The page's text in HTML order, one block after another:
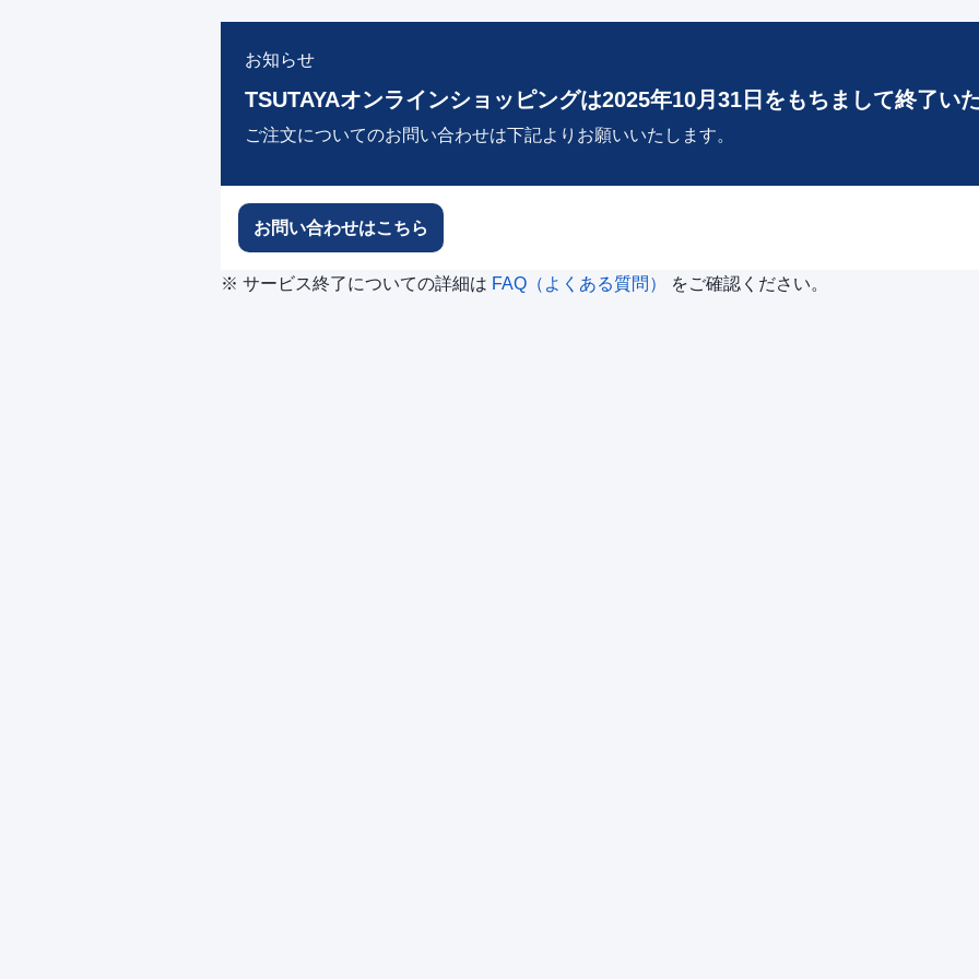
お知らせ
TSUTAYAオンラインショッピングは2025年10月31日をもちまして終了い
ご注文についてのお問い合わせは下記よりお願いいたします。
お問い合わせはこちら
※ サービス終了についての詳細は FAQ（よくある質問） をご確認ください。